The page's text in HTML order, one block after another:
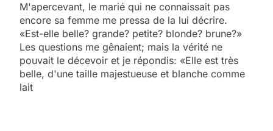
M'apercevant, le marié qui ne connaissait pas
encore sa femme me pressa de la lui décrire.
«Est-elle belle? grande? petite? blonde? brune?»
Les questions me gênaient; mais la vérité ne
pouvait le décevoir et je répondis: «Elle est très
belle, d'une taille majestueuse et blanche comme
lait